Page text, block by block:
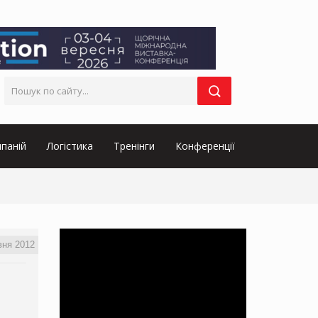
Логістика Тренінги Конференції
2012